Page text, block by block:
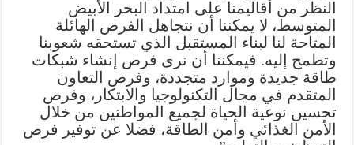
النظر من أقاليمنا على امتداد البحر الأبيض
المتوسط، لا يمكننا أن نتجاهل الفرص الهائلة
المتاحة لنا لبناء المستقبل الذي تستحقه شعوبنا
وتطمح إليه. فيمكننا أن نرى فرص إنشاء شبكات
طاقة جديدة وموارد متجددة، وفرص التعاون
المتقدم في مجال التكنولوجيا والابتكار، وفرص
تحسين نوعية الحياة لجميع المواطنين من خلال
الأمن الغذائي وأمن الطاقة، فضلا عن توفير فرص